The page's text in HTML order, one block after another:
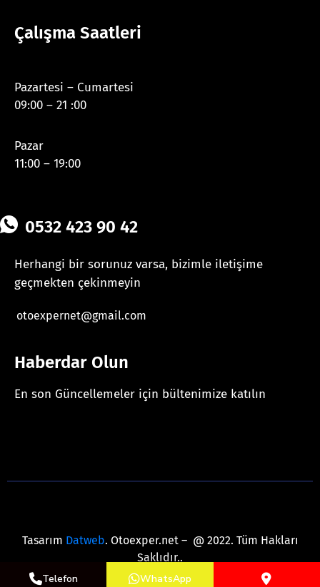
Çalışma Saatleri
Pazartesi – Cumartesi
09:00 – 21 :00
Pazar
11:00 – 19:00
0532 423 90 42
Herhangi bir sorunuz varsa, bizimle iletişime
geçmekten çekinmeyin
otoexpernet@gmail.com
Haberdar Olun
En son Güncellemeler için bültenimize katılın
Tasarım Datweb. Otoexper.net – @ 2022. Tüm Hakları
Saklıdır..
Telefon
WhatsApp